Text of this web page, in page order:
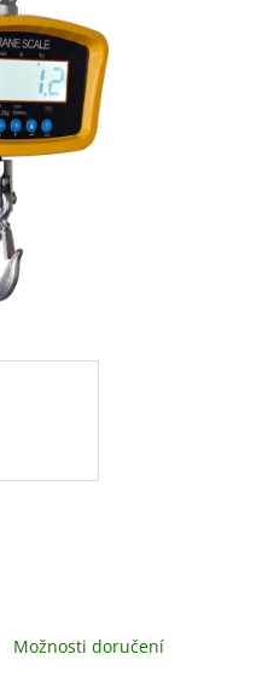
Možnosti doručení